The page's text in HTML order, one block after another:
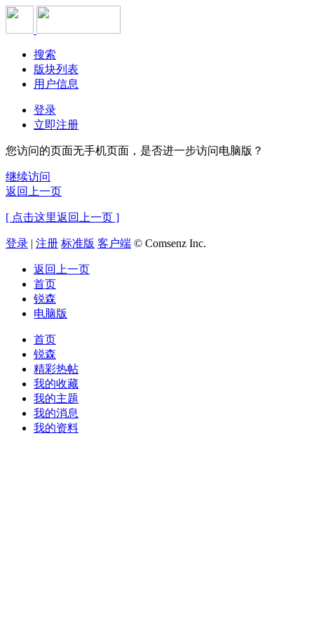
搜索
版块列表
用户信息
登录
立即注册
您访问的页面无手机页面，是否进一步访问电脑版？
继续访问
返回上一页
[ 点击这里返回上一页 ]
登录 | 注册 标准版 客户端 © Comsenz Inc.
返回上一页
首页
锐森
电脑版
首页
锐森
精彩热帖
我的收藏
我的主题
我的消息
我的资料